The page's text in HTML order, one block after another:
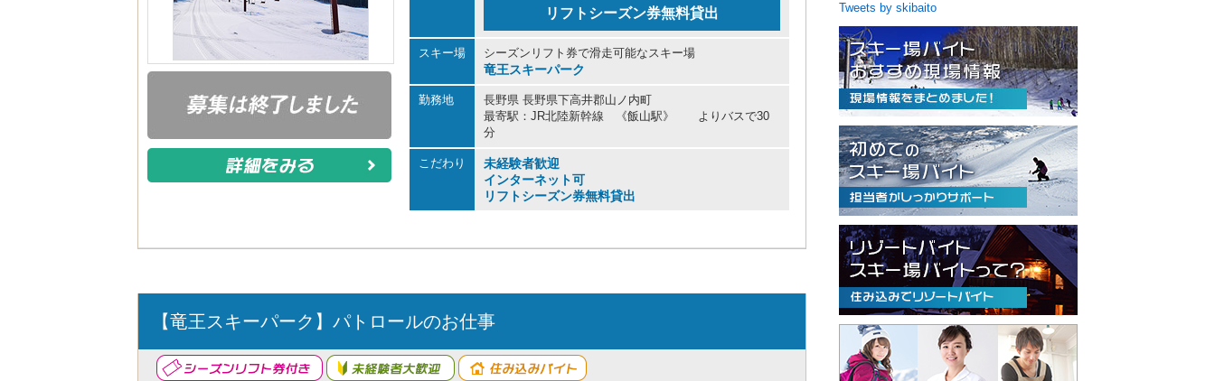
リフトシーズン券無料貸出
スキー場 シーズンリフト券で滑走可能なスキー場
竜王スキーパーク
勤務地
長野県 長野県下高井郡山ノ内町
最寄駅：JR北陸新幹線 《飯山駅》 よりバスで30
分
こだわり
未経験者歓迎
インターネット可
リフトシーズン券無料貸出
【竜王スキーパーク】パトロールのお仕事
Tweets by skibaito